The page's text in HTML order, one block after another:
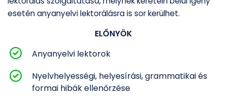
esetén anyanyelvi lektorálásra is sor kerülhet.
ELŐNYÖK
Anyanyelvi lektorok
Nyelvhelyességi, helyesírási, grammatikai és
formai hibák ellenőrzése